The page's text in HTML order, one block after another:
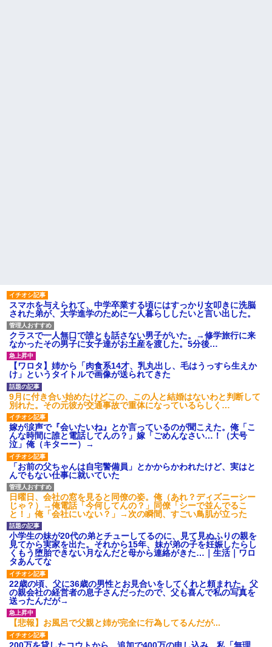
は出てけ！二度と来るな！」結
果・・・
私「初めて飲む味だけどなん
のお茶？」彼「ちっ！」私「」
【GIF】JSのカンチョーワロ
タ
後続車にクラクションを鳴ら
され彼氏が逆切れ。「何クラク
ション鳴らしてんだ！降りてこ
いよ！」と怒鳴りだし...
【衝撃】報酬100万円超の治験
募集がこちらｗｗｗｗｗ(※画像
あり)
【ネット騒然】惨殺されたタ
ワマン頂き女子のこの動画、す
げえええええｗｗｗｗｗｗｗｗ
ｗｗｗ
【愕然】白のクラウン俺氏、
高速道路左車線を制限速度で走
った結果wwwwwwwwwwww
百年の恋12-899 食べた量を
張り合ってくる
【悲報】佐藤輝明・・・２軍
でも盛大にやらかす←あまり悲
しませないでくれ
スマホを与えられて、中学卒業する頃にはすっかり女叩きに洗脳
された弟が、大学進学のために一人暮らししたいと言い出した。
クラスで一人無口で誰とも話さない男子がいた。→修学旅行に来
なかったその男子に女子達がお土産を渡した。5分後…
【ワロタ】姉から「肉食系14才、乳丸出し、毛はうっすら生えか
け」というタイトルで画像が送られてきた
9月に付き合い始めたけどこの、この人と結婚はないわと判断して
別れた。その元彼が交通事故で重体になっているらしく…
嫁が涙声で『会いたいね』とか言っているのが聞こえた。俺「こ
んな時間に誰と電話してんの？」嫁「ごめんなさい…！（大号
泣」俺（キターー）→
「お前の父ちゃんは自宅警備員」とかからかわれたけど、実はと
んでもない仕事に就いていた
日曜日、会社の窓を見ると同僚の姿。俺（あれ？ディズニーシー
じゃ？）→俺電話「今何してんの？」同僚「シーで並んでるこ
と！」俺「会社にいない？」→次の瞬間、すごい鳥肌が立った
小学生の妹が20代の弟とチューしてるのに、見て見ぬふりの親を
見てから実家を出た。それから15年、妹が弟の子を妊娠したらし
くもう堕胎できない月なんだと母から連絡がきた…｜生活｜ワロ
タあんてな
22歳の頃、父に36歳の男性とお見合いをしてくれと頼まれた。父
の親会社の経営者の息子さんだったので、父も喜んで私の写真を
送ったんだが→
【悲報】お風呂で父親と姉が完全に行為してるんだが...
200万を貸したコウトから、追加で400万の申し込み、私「無理。